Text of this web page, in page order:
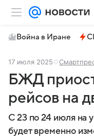
Война в Иране
17 июля 2025
БЖД
рейсов на
С 23 по 24 июля на
будет временно